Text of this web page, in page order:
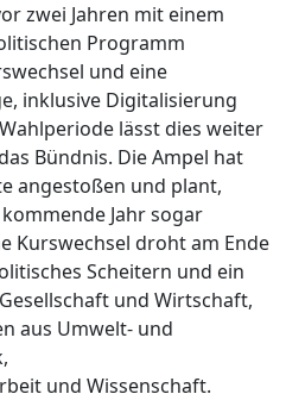
zwei Jahren mit einem
Programm
und eine
inklusive Digitalisierung
lässt dies weiter
Bündnis. Die Ampel hat
angestoßen und plant,
Jahr sogar
Kurswechsel droht am Ende
Scheitern und ein
und Wirtschaft,
aus Umwelt- und
und Wissenschaft.